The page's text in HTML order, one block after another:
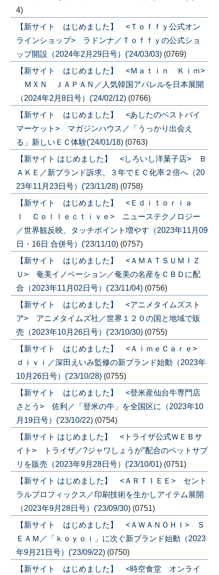
4)
【新サイト はじめました】 <Ｔｏｆｆｙ公式オン
ラインショップ> ラドンナ／Ｔｏｆｆｙの公式ショ
ップ開設（2024年2月29日号）('24/03/03) (0769)
【新サイト はじめました】 <Ｍａｔｉｎ Ｋｉｍ>
ＭＸＮ ＪＡＰＡＮ／人気韓国アパレルを日本展開
（2024年2月8日号）('24/02/12) (0766)
【新サイト はじめました】 <あしたのベストバイ
マーケット> マガジンハウス／「うっかり出会え
る」新しいＥＣ体験('24/01/18) (0763)
【新サイト はじめました】 <しろいし洋菓子店> Ｂ
ＡＫＥ／新ブランド訴求、３年でＥＣ化率２倍へ（20
23年11月23日号）('23/11/28) (0758)
【新サイト はじめました】 <Ｅｄｉｔｏｒｉａ
ｌ Ｃｏｌｌｅｃｔｉｖｅ> ニューステクノロジー
／世界観反映、タッチポイント増やす（2023年11月09
日・16日 合併号）('23/11/10) (0757)
【新サイト はじめました】 <ＡＭＡＴＳＵＭＩＺ
Ｕ> 奄美イノベーション／奄美の名産をＣＢＤに配
合（2023年11月02日号）('23/11/04) (0756)
【新サイト はじめました】 <アニメタイムズスト
ア> アニメタイムズ社／世界１２０の国と地域で販
売（2023年10月26日号）('23/10/30) (0755)
【新サイト はじめました】 <ＡｉｍｅＣａｒｅ>
ｄｉｖｉ／深田えいみ監修の新ブランド始動（2023年
10月26日号）('23/10/28) (0755)
【新サイト はじめました】 <登米産仙台牛専門店
さとう> 佐利／「登米の牛」を全国区に（2023年10
月19日号）('23/10/22) (0754)
【新サイト はじめました】 <トライザ公式ＷＥＢサ
イト> トライザ／?ジャワしょうが″配合のペットサプ
リを販売（2023年9月28日号）('23/10/01) (0751)
【新サイト はじめました】 <ＡＲＴＩＥＥ> セント
ラルプロフィックス／印刷技術を生かしアイテム展開
（2023年9月28日号）('23/09/30) (0751)
【新サイト はじめました】 <ＡＷＡＮＯＨＩ> Ｓ
ＥＡＭ／「ｋｏｙｏｉ」に次ぐ新ブランド始動（2023
年9月21日号）('23/09/22) (0750)
【新サイト はじめました】 <時空食堂 オンライ